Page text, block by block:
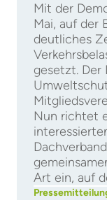
Mit der
Mai, auf der
deutliches
gesetzt. Der
Nun richtet
Art ein, auf